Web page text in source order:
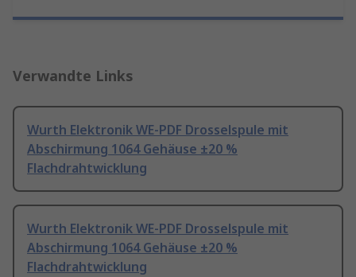
Verwandte Links
Wurth Elektronik WE-PDF Drosselspule mit
Abschirmung 1064 Gehäuse ±20 %
Flachdrahtwicklung
Wurth Elektronik WE-PDF Drosselspule mit
Abschirmung 1064 Gehäuse ±20 %
Flachdrahtwicklung